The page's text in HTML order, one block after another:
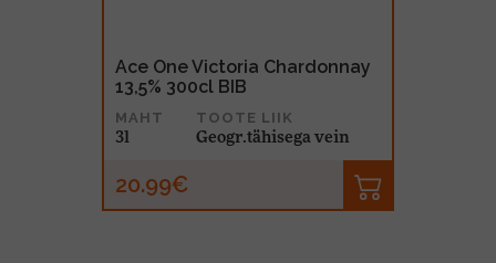
Ace One Victoria Chardonnay
13,5% 300cl BIB
MAHT
3l
TOOTE LIIK
Geogr.tähisega vein
20.99€